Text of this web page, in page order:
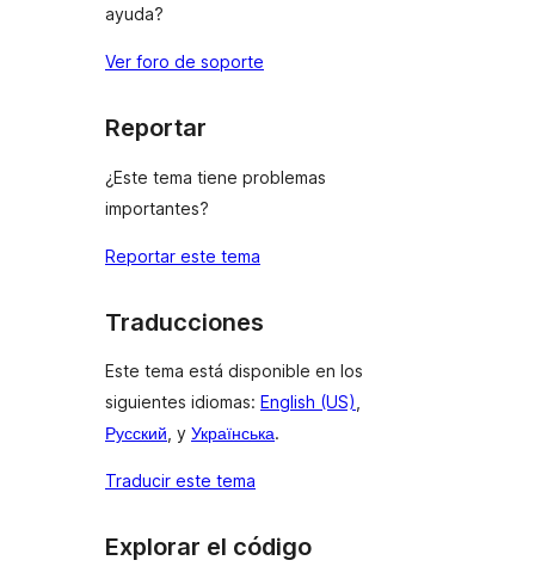
ayuda?
Ver foro de soporte
Reportar
¿Este tema tiene problemas
importantes?
Reportar este tema
Traducciones
Este tema está disponible en los
siguientes idiomas: English (US),
Русский, y Українська.
Traducir este tema
Explorar el código